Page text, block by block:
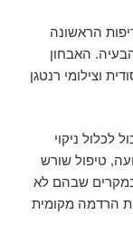
הראשונה
האבחון
וצילומי רנטגן
לכלול ניקוי
טיפול שורש
במקרים שבהם לא
הרדמה מקומית